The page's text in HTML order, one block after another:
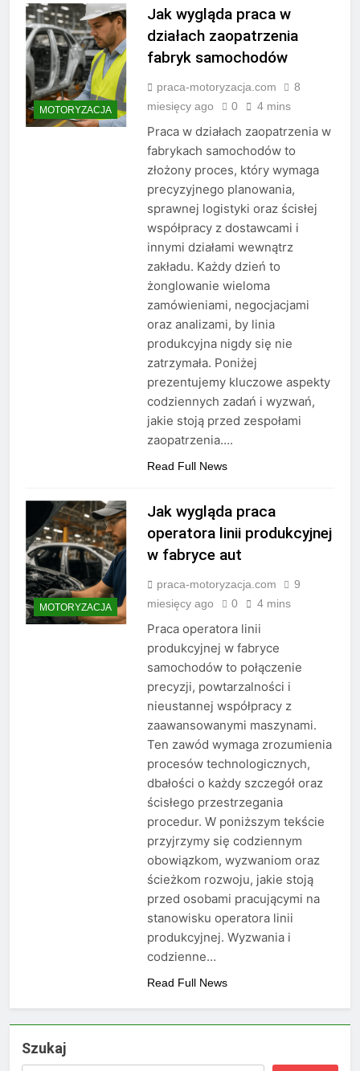
MOTORYZACJA
Jak wygląda praca w
działach zaopatrzenia
fabryk samochodów
praca-motoryzacja.com
8
miesięcy ago
0 4 mins
Praca w działach zaopatrzenia w
fabrykach samochodów to
złożony proces, który wymaga
precyzyjnego planowania,
sprawnej logistyki oraz ścisłej
współpracy z dostawcami i
innymi działami wewnątrz
zakładu. Każdy dzień to
żonglowanie wieloma
zamówieniami, negocjacjami
oraz analizami, by linia
produkcyjna nigdy się nie
zatrzymała. Poniżej
prezentujemy kluczowe aspekty
codziennych zadań i wyzwań,
jakie stoją przed zespołami
zaopatrzenia….
Read Full News
MOTORYZACJA
Jak wygląda praca
operatora linii produkcyjnej
w fabryce aut
praca-motoryzacja.com
9
miesięcy ago
0 4 mins
Praca operatora linii
produkcyjnej w fabryce
samochodów to połączenie
precyzji, powtarzalności i
nieustannej współpracy z
zaawansowanymi maszynami.
Ten zawód wymaga zrozumienia
procesów technologicznych,
dbałości o każdy szczegół oraz
ścisłego przestrzegania
procedur. W poniższym tekście
przyjrzymy się codziennym
obowiązkom, wyzwaniom oraz
ścieżkom rozwoju, jakie stoją
przed osobami pracującymi na
stanowisku operatora linii
produkcyjnej. Wyzwania i
codzienne…
Read Full News
Szukaj